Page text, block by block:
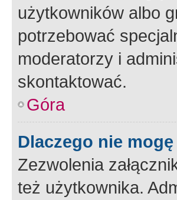
użytkowników albo
potrzebować
moderatorzy i
skontaktować.
Góra
Dlaczego nie
Zezwolenia
też użytkownika.